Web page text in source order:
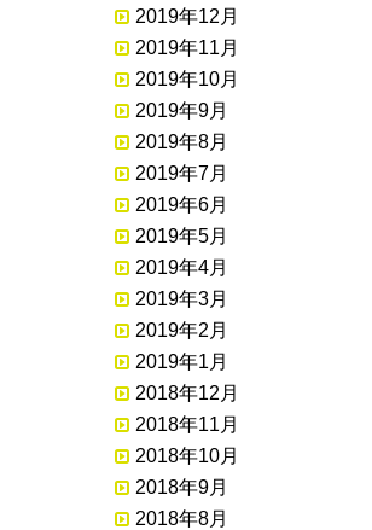
2019年12月
2019年11月
2019年10月
2019年9月
2019年8月
2019年7月
2019年6月
2019年5月
2019年4月
2019年3月
2019年2月
2019年1月
2018年12月
2018年11月
2018年10月
2018年9月
2018年8月